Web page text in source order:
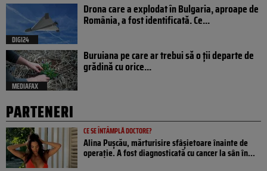
DIGI24
Drona care a explodat în Bulgaria, aproape de
România, a fost identificată. Ce...
MEDIAFAX
Buruiana pe care ar trebui să o ții departe de
grădină cu orice...
PARTENERI
CE SE ÎNTÂMPLĂ DOCTORE?
Alina Pușcău, mărturisire sfâșietoare înainte de
operație. A fost diagnosticată cu cancer la sân în...